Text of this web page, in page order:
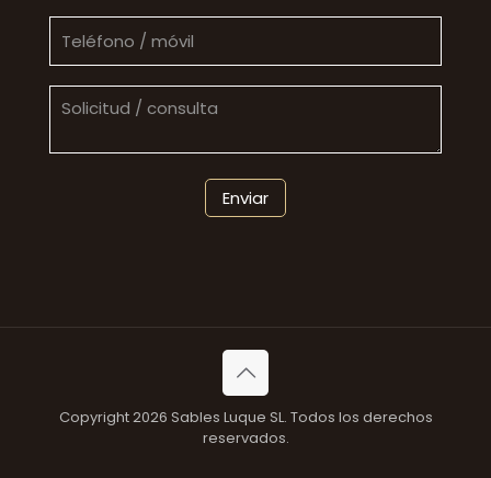
Copyright 2026 Sables Luque SL. Todos los derechos
reservados.